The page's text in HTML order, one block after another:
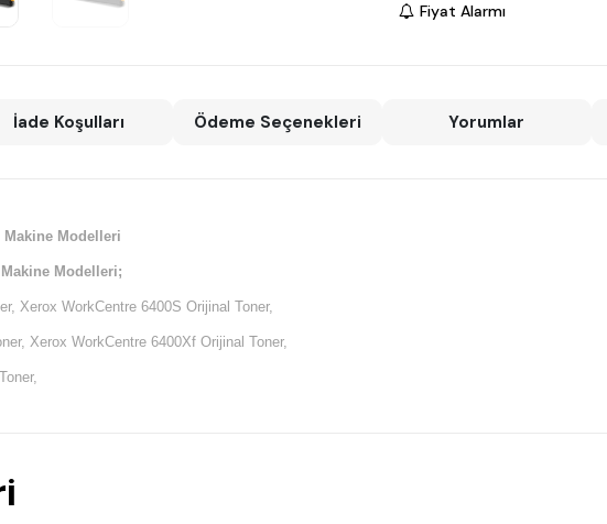
Fiyat Alarmı
İade Koşulları Ödeme Seçenekleri Yorumlar
Makine Modelleri
Modelleri;
Xerox WorkCentre 6400S Orijinal Toner,
Xerox WorkCentre 6400Xf Orijinal Toner,